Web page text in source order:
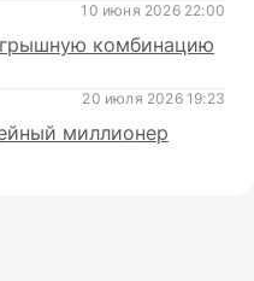
10 июня 2026 22:00
комбинацию
20 июля 2026 19:23
миллионер